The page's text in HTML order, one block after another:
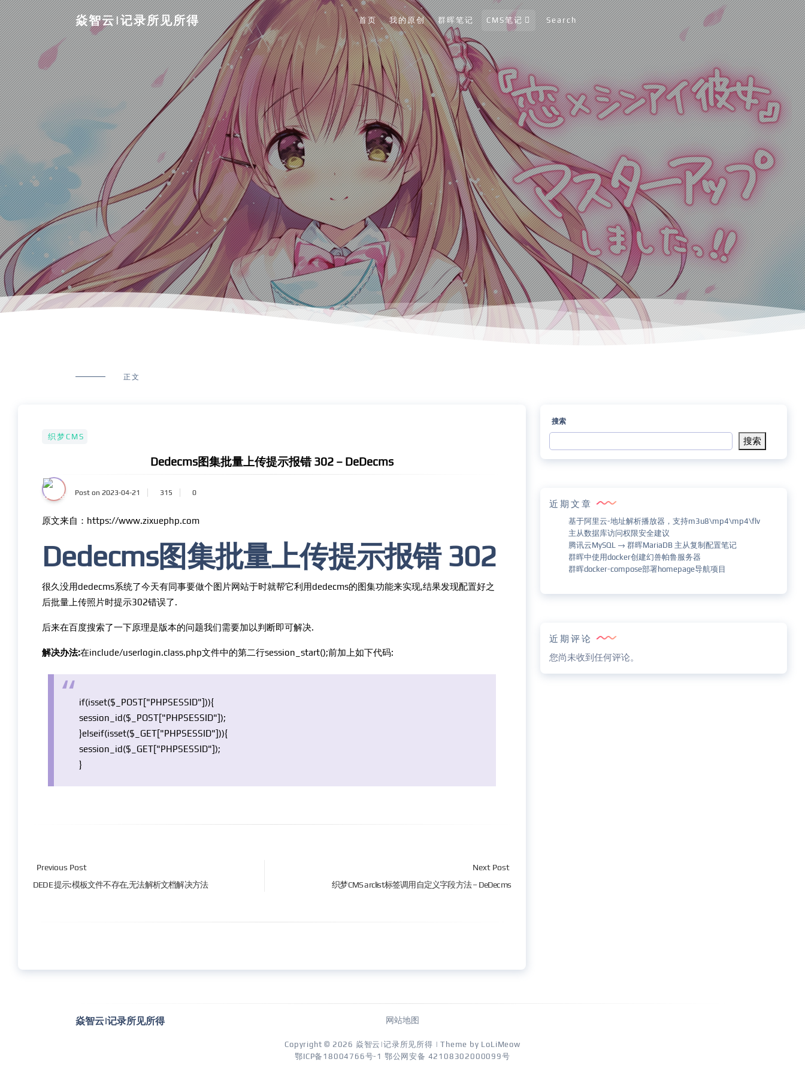
焱智云|记录所见所得 首页 我的原创 群晖笔记 CMS笔记 Search
正文
织梦CMS
Dedecms图集批量上传提示报错 302 – DeDecms
Post on 2023-04-21 315 0
原文来自：https://www.zixuephp.com
Dedecms图集批量上传提示报错 302
很久没用dedecms系统了今天有同事要做个图片网站于时就帮它利用dedecms的图集功能来实现,结果发现配置好之
后批量上传照片时提示302错误了.
后来在百度搜索了一下原理是版本的问题我们需要加以判断即可解决.
解决办法:在include/userlogin.class.php文件中的第二行session_start();前加上如下代码:
if(isset($_POST["PHPSESSID"])){
session_id($_POST["PHPSESSID"]);
}elseif(isset($_GET["PHPSESSID"])){
session_id($_GET["PHPSESSID"]);
}
Previous Post
DEDE 提示:模板文件不存在,无法解析文档解决方法
Next Post
织梦CMS arclist标签调用自定义字段方法 – DeDecms
搜索
搜索
近期文章
基于阿里云-地址解析播放器，支持m3u8\mp4\mp4\flv
主从数据库访问权限安全建议
腾讯云MySQL → 群晖MariaDB 主从复制配置笔记
群晖中使用docker创建幻兽帕鲁服务器
群晖docker-compose部署homepage导航项目
近期评论
您尚未收到任何评论。
焱智云|记录所见所得 网站地图
Copyright © 2026 焱智云|记录所见所得 | Theme by LoLiMeow
鄂ICP备18004766号-1 鄂公网安备 42108302000099号